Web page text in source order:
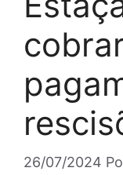
26/07/2024